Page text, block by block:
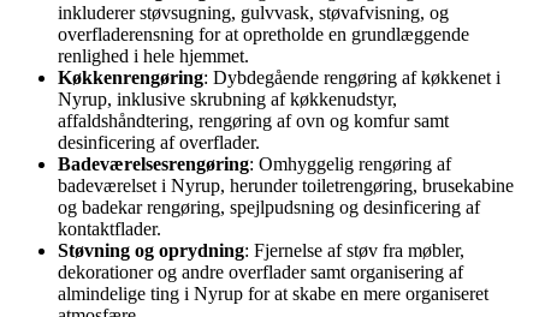
inkluderer støvsugning, gulvvask, støvafvisning, og
overfladerensning for at opretholde en grundlæggende
renlighed i hele hjemmet.
Køkkenrengøring: Dybdegående rengøring af køkkenet i
Nyrup, inklusive skrubning af køkkenudstyr,
affaldshåndtering, rengøring af ovn og komfur samt
desinficering af overflader.
Badeværelsesrengøring: Omhyggelig rengøring af
badeværelset i Nyrup, herunder toiletrengøring, brusekabine
og badekar rengøring, spejlpudsning og desinficering af
kontaktflader.
Støvning og oprydning: Fjernelse af støv fra møbler,
dekorationer og andre overflader samt organisering af
almindelige ting i Nyrup for at skabe en mere organiseret